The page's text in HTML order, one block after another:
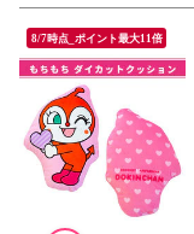
8/7時点_ポイント最大11倍